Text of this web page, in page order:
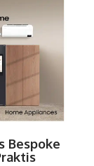
Bespoke